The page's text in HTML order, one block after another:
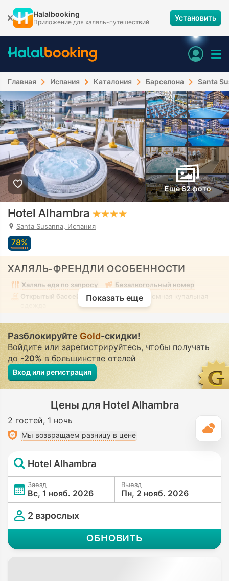
Halalbooking
Приложение для халяль-путешествий Установить
Главная Испания Каталония Барселона Santa
Еще 62 фото
Hotel Alhambra
Santa Susanna, Испания
78%
ХАЛЯЛЬ-ФРЕНДЛИ ОСОБЕННОСТИ
Халяль еда по запросу
Безалкогольный номер
Открытый бассейн • Смешанный • Скромная купальная
Показать еще
Разблокируйте Gold-скидки!
Войдите или зарегистрируйтесь, чтобы получать
до -20% в большинстве отелей
Вход или регистрация
Цены для Hotel Alhambra
2 гостей 1 ночь
Мы возвращаем разницу в цене
Hotel Alhambra
Заезд
Вс, 1 нояб. 2026
Выезд
Пн, 2 нояб. 2026
2 взрослых
ОБНОВИТЬ